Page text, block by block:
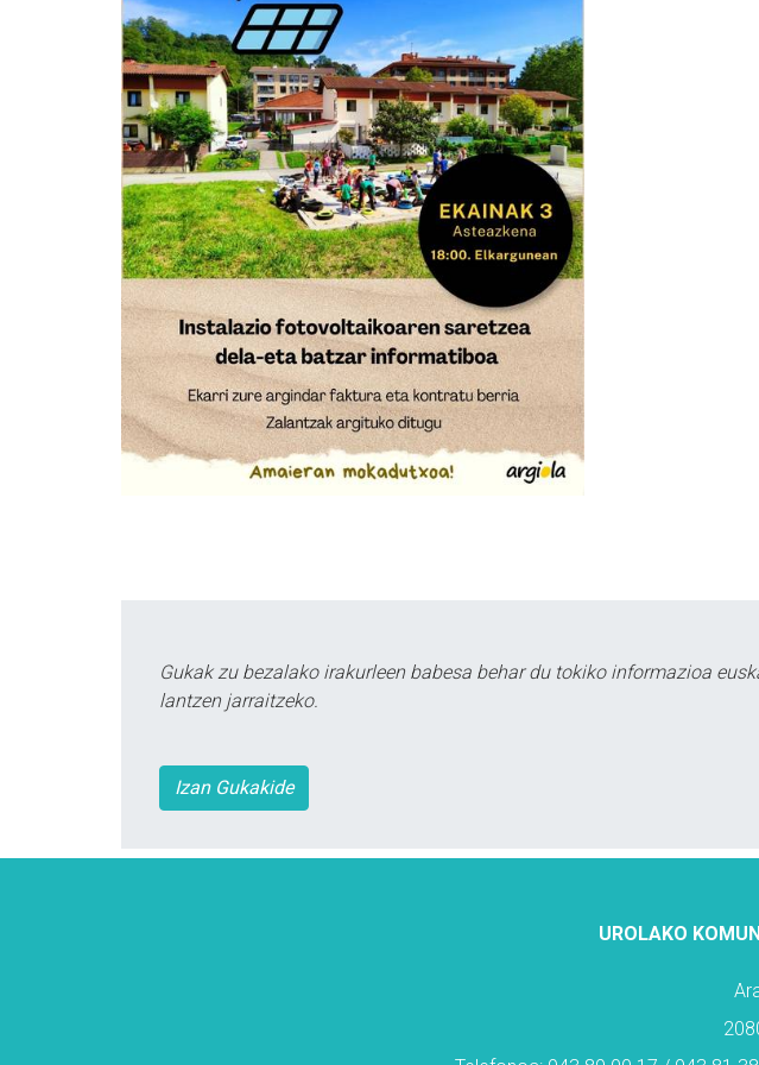
Gukak zu bezalako irakurleen babesa behar du tokiko informazioa
lantzen jarraitzeko.
Izan Gukakide
UROLAKO